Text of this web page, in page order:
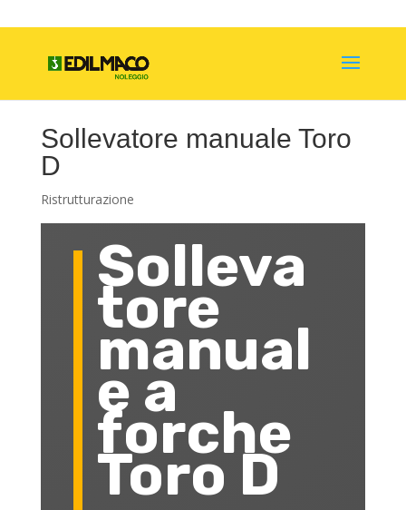
Sollevatore manuale Toro
D
Ristrutturazione
Solleva
tore
manual
e a
forche
Toro D